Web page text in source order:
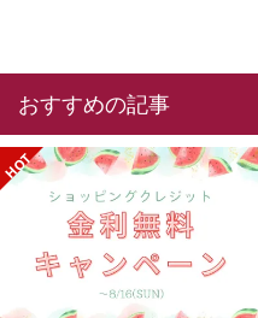
おすすめの記事